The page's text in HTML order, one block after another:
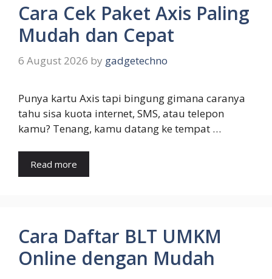
Cara Cek Paket Axis Paling
Mudah dan Cepat
6 August 2026 by gadgetechno
Punya kartu Axis tapi bingung gimana caranya
tahu sisa kuota internet, SMS, atau telepon
kamu? Tenang, kamu datang ke tempat …
Read more
Cara Daftar BLT UMKM
Online dengan Mudah